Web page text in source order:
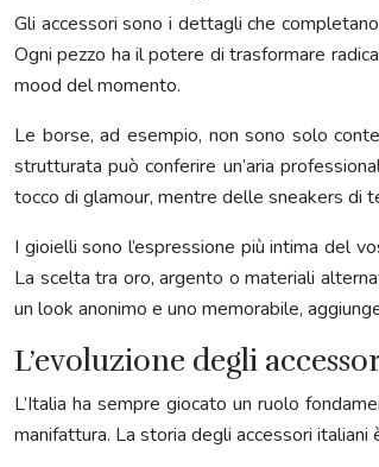
Gli accessori sono i dettagli che
Ogni pezzo ha il potere di trasformare
mood del momento.
Le borse, ad esempio, non sono solo
strutturata può conferire un’aria
tocco di glamour, mentre delle sneakers di
I gioielli sono l’espressione più intima del
La scelta tra oro, argento o materiali
un look anonimo e uno memorabile,
L’evoluzione degli
L’Italia ha sempre giocato un ruolo
manifattura. La storia degli accessori italiani